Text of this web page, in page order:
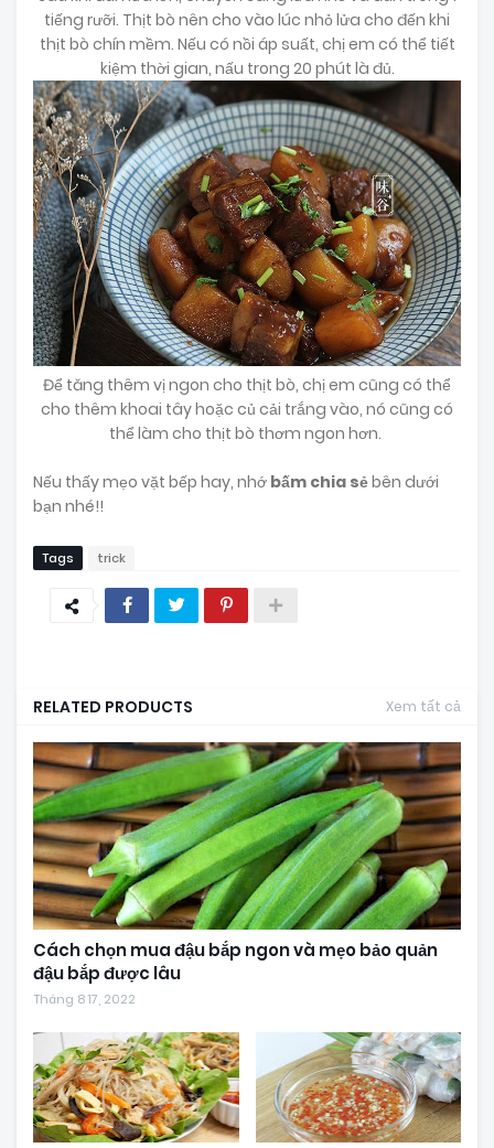
tiếng rưỡi. Thịt bò nên cho vào lúc nhỏ lửa cho đến khi
thịt bò chín mềm. Nếu có nồi áp suất, chị em có thể tiết
kiệm thời gian, nấu trong 20 phút là đủ.
Để tăng thêm vị ngon cho thịt bò, chị em cũng có thể
cho thêm khoai tây hoặc củ cải trắng vào, nó cũng có
thể làm cho thịt bò thơm ngon hơn.
Nếu thấy mẹo vặt bếp hay, nhớ bấm chia sẻbên dưới
bạn nhé!!
Tags trick
RELATED PRODUCTS Xem tất cả
Cách chọn mua đậu bắp ngon và mẹo bảo quản
đậu bắp được lâu
Tháng 8 17, 2022